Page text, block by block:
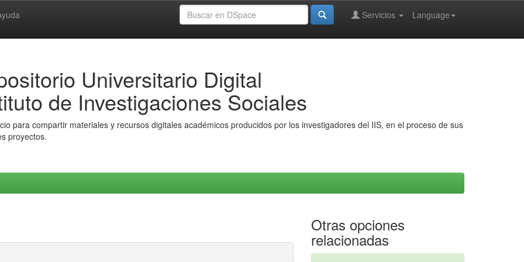
Language
Servicios
Universitario Digital
de Investigaciones Sociales
para compartir materiales y recursos digitales académicos producidos por los investigadores del IIS, en el proceso de sus
proyectos.
Otras opciones
relacionadas